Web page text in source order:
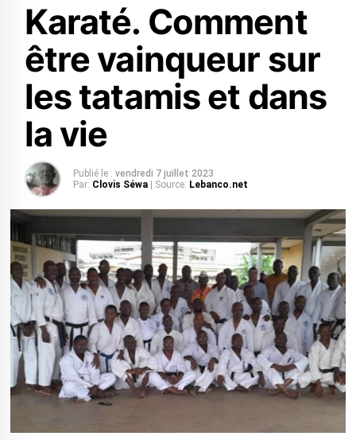
Karaté. Comment
être vainqueur sur
les tatamis et dans
la vie
Publié le : vendredi 7 juillet 2023
Par: Clovis Séwa | Source: Lebanco.net